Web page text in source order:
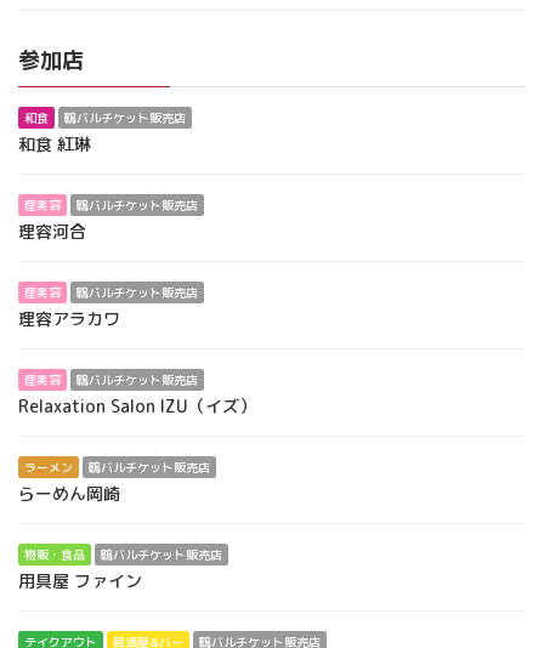
参加店
和食 鶴バルチケット販売店
和食 紅琳
理美容 鶴バルチケット販売店
理容河合
理美容 鶴バルチケット販売店
理容アラカワ
理美容 鶴バルチケット販売店
Relaxation Salon IZU（イズ）
ラーメン 鶴バルチケット販売店
らーめん岡崎
物販・食品 鶴バルチケット販売店
用具屋 ファイン
テイクアウト 居酒屋&バー 鶴バルチケット販売店